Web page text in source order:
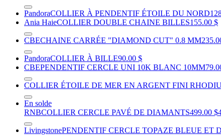
PandoraCOLLIER À PENDENTIF ÉTOILE DU NORD
Ania HaieCOLLIER DOUBLE CHAINE BILLES155.00 $
CBECHAINE CARRÉE "DIAMOND CUT" 0.8 MM
PandoraCOLLIER À BILLE90.00 $
CBEPENDENTIF CERCLE UNI 10K BLANC 10MM
COLLIER ÉTOILE DE MER EN ARGENT FINI
En solde
RNBCOLLIER CERCLE PAVÉ DE DIAMANTS499.00 $
LivingstonePENDENTIF CERCLE TOPAZE BLEUE ET